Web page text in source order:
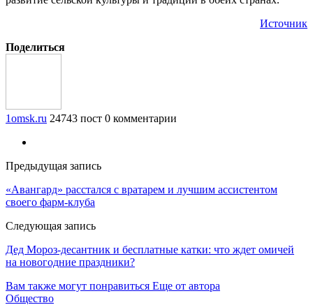
Источник
Поделиться
1omsk.ru 24743 пост 0 комментарии
Предыдущая запись
«Авангард» расстался с вратарем и лучшим ассистентом
своего фарм-клуба
Следующая запись
Дед Мороз-десантник и бесплатные катки: что ждет омичей
на новогодние праздники?
Вам также могут понравиться Еще от автора
Общество